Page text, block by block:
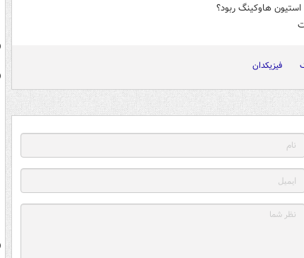
استیون هاوکینگ ربود؟
فیزیکدان